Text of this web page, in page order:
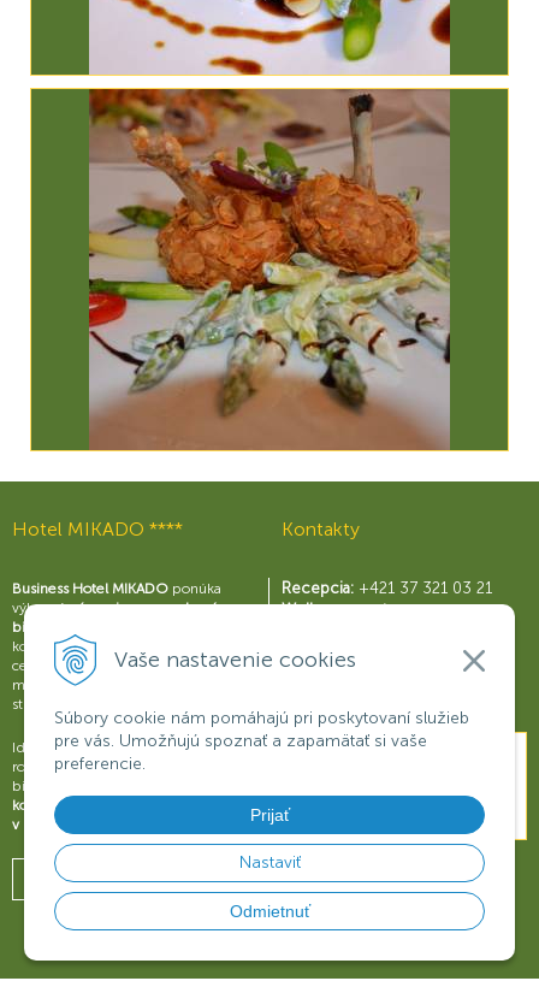
Vaše nastavenie cookies
Súbory cookie nám pomáhajú pri poskytovaní služieb
pre vás. Umožňujú spoznať a zapamätať si vaše
preferencie.
Prijať
Nastaviť
Odmietnuť
Hotel MIKADO ****
Business Hotel MIKADO ponúka
výbornézázemie pre moderný
biznis
konferenčnými sálami a business
centrom, širokou škálou služieb a
možnosťami na relax a príjemné
strávenie voľného času.
Ideálne miesto na obchodné
rokovania, konferencie, semináre či
biznisové prezentácie.
komfort a oddych pre váš úspech
v biznise
Kontakty
Recepcia: +421 37 321 03 21
Wellness centrum:
Reštaurácia Rouge: